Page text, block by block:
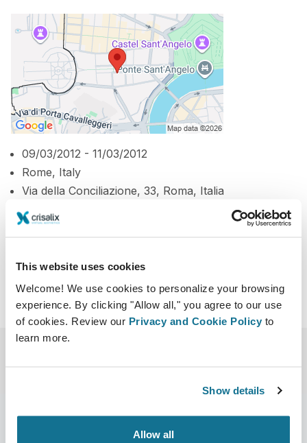
This website uses cookies
Welcome! We use cookies to personalize your browsing
experience. By clicking "Allow all," you agree to our use
of cookies. Review our Privacy and Cookie Policy to
learn more.
Show details
Allow all
09/03/2012 - 11/03/2012
Rome, Italy
Via della Conciliazione, 33, Roma, Italia
http://www.ispresrome2012.com/
Baixar iCal